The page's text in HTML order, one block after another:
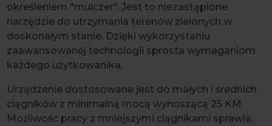
określeniem "mulczer". Jest to niezastąpione
narzędzie do utrzymania terenów zielonych w
doskonałym stanie. Dzięki wykorzystaniu
zaawansowanej technologii sprosta wymaganiom
każdego użytkowanika.
Urządzenie dostosowane jest do małych i średnich
ciągników z minimalną mocą wynoszącą 25 KM.
Możliwość pracy z mniejszymi ciągnikami sprawia,